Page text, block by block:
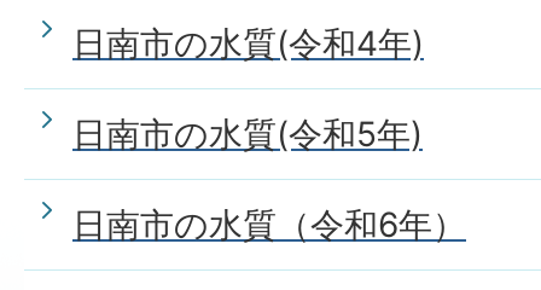
日南市の水質(令和4年)
日南市の水質(令和5年)
日南市の水質（令和6年）